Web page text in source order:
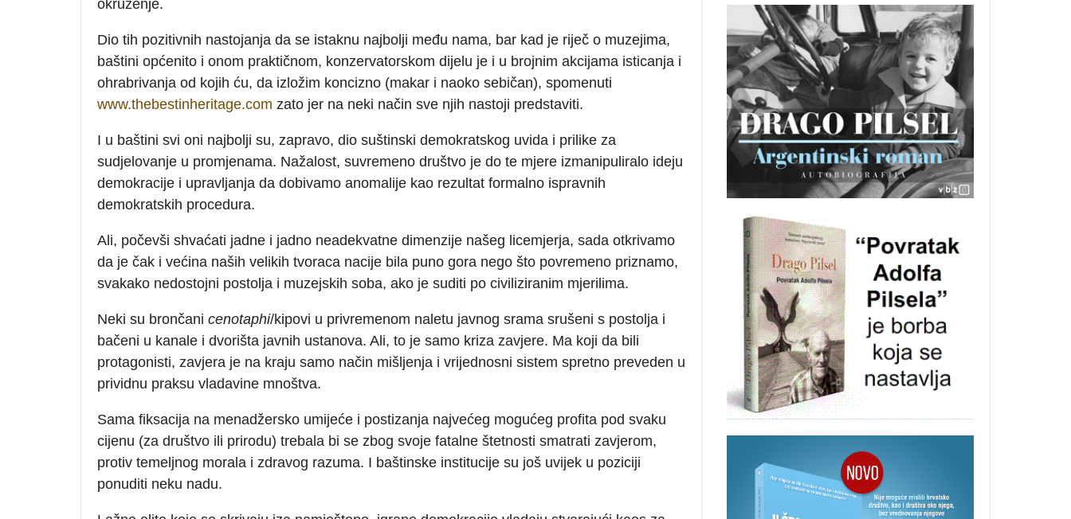
okruženje.
Dio tih pozitivnih nastojanja da se istaknu najbolji među nama, bar kad je riječ o muzejima,
baštini općenito i onom praktičnom, konzervatorskom dijelu je i u brojnim akcijama isticanja i
ohrabrivanja od kojih ću, da izložim koncizno (makar i naoko sebičan), spomenuti
www.thebestinheritage.com zato jer na neki način sve njih nastoji predstaviti.
I u baštini svi oni najbolji su, zapravo, dio suštinski demokratskog uvida i prilike za
sudjelovanje u promjenama. Nažalost, suvremeno društvo je do te mjere izmanipuliralo ideju
demokracije i upravljanja da dobivamo anomalije kao rezultat formalno ispravnih
demokratskih procedura.
Ali, počevši shvaćati jadne i jadno neadekvatne dimenzije našeg licemjerja, sada otkrivamo
da je čak i većina naših velikih tvoraca nacije bila puno gora nego što povremeno priznamo,
svakako nedostojni postolja i muzejskih soba, ako je suditi po civiliziranim mjerilima.
Neki su brončani cenotaphi/kipovi u privremenom naletu javnog srama srušeni s postolja i
bačeni u kanale i dvorišta javnih ustanova. Ali, to je samo kriza zavjere. Ma koji da bili
protagonisti, zavjera je na kraju samo način mišljenja i vrijednosni sistem spretno preveden u
prividnu praksu vladavine mnoštva.
Sama fiksacija na menadžersko umijeće i postizanja najvećeg mogućeg profita pod svaku
cijenu (za društvo ili prirodu) trebala bi se zbog svoje fatalne štetnosti smatrati zavjerom,
protiv temeljnog morala i zdravog razuma. I baštinske institucije su još uvijek u poziciji
ponuditi neku nadu.